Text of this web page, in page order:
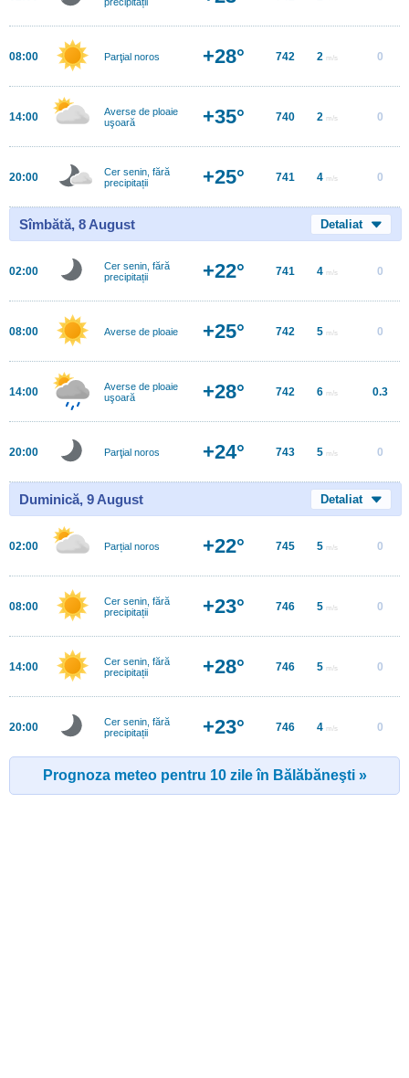
08:00 Parţial noros +28° 742 2 m/s 0
14:00
Averse de ploaie
uşoară
+35° 740 2 m/s 0
20:00
Cer senin, fără
precipitații
+25° 741 4 m/s 0
Sîmbătă, 8 August Detaliat
02:00
Cer senin, fără
precipitații
+22° 741 4 m/s 0
08:00 Averse de ploaie +25° 742 5 m/s 0
14:00
Averse de ploaie
uşoară
+28° 742 6 m/s 0.3
20:00 Parţial noros +24° 743 5 m/s 0
Duminică, 9 August Detaliat
02:00 Parțial noros +22° 745 5 m/s 0
08:00
Cer senin, fără
precipitații
+23° 746 5 m/s 0
14:00
Cer senin, fără
precipitații
+28° 746 5 m/s 0
20:00
Cer senin, fără
precipitații
+23° 746 4 m/s 0
Prognoza meteo pentru 10 zile în Bălăbăneşti »